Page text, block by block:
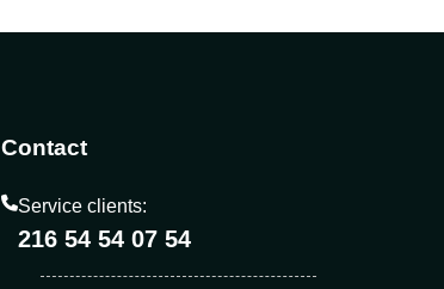
Contact
Service clients:
216 54 54 07 54